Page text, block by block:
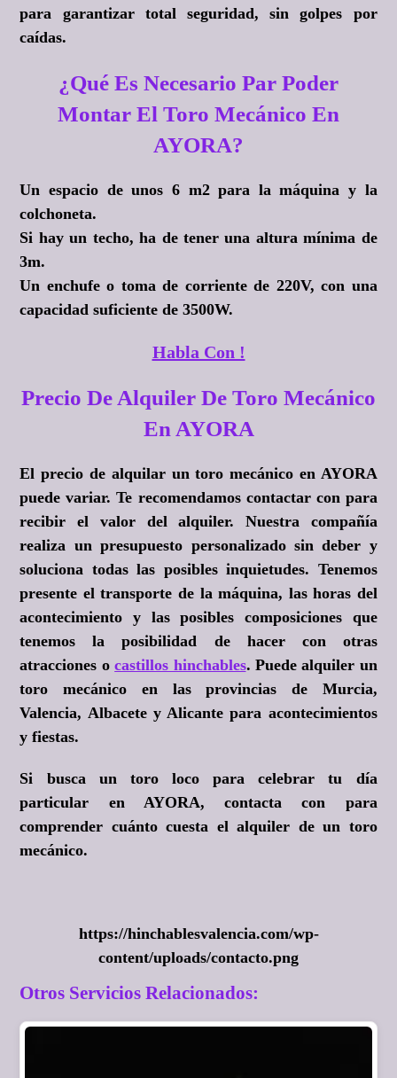
para garantizar total seguridad, sin golpes por
caídas.
¿Qué Es Necesario Par Poder
Montar El Toro Mecánico En
AYORA?
Un espacio de unos 6 m2 para la máquina y la
colchoneta.
Si hay un techo, ha de tener una altura mínima de
3m.
Un enchufe o toma de corriente de 220V, con una
capacidad suficiente de 3500W.
Habla Con !
Precio De Alquiler De Toro Mecánico
En AYORA
El precio de alquilar un toro mecánico en AYORA
puede variar. Te recomendamos contactar con para
recibir el valor del alquiler. Nuestra compañía
realiza un presupuesto personalizado sin deber y
soluciona todas las posibles inquietudes. Tenemos
presente el transporte de la máquina, las horas del
acontecimiento y las posibles composiciones que
tenemos la posibilidad de hacer con otras
atracciones ocastillos hinchables. Puede alquiler un
toro mecánico en las provincias de Murcia,
Valencia, Albacete y Alicante para acontecimientos
y fiestas.
Si busca un toro loco para celebrar tu día
particular en AYORA, contacta con para
comprender cuánto cuesta el alquiler de un toro
mecánico.
https://hinchablesvalencia.com/wp-
content/uploads/contacto.png
Otros Servicios Relacionados: